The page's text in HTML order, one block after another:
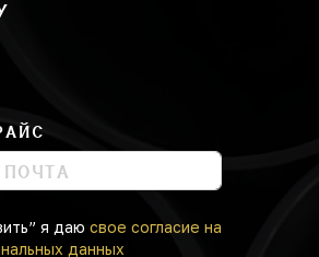
я даю свое согласие на
данных